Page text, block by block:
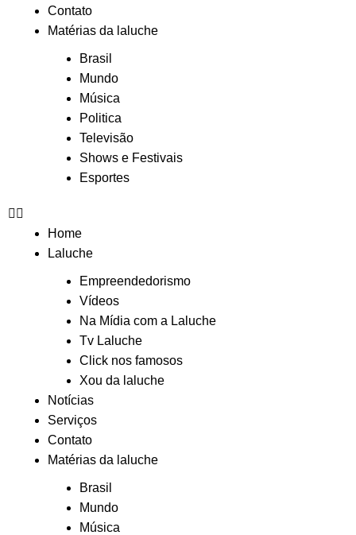
Contato
Matérias da laluche
Brasil
Mundo
Música
Politica
Televisão
Shows e Festivais
Esportes
Home
Laluche
Empreendedorismo
Vídeos
Na Mídia com a Laluche
Tv Laluche
Click nos famosos
Xou da laluche
Notícias
Serviços
Contato
Matérias da laluche
Brasil
Mundo
Música